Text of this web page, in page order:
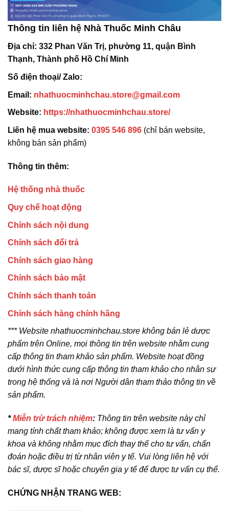
Thông tin liên hệ Nhà Thuốc Minh Châu
Địa chỉ: 332 Phan Văn Trị, phường 11, quận Bình
Thạnh, Thành phố Hồ Chí Minh
Số điện thoại/ Zalo:
Email: nhathuocminhchau.store@gmail.com
Website: https://nhathuocminhchau.store/
Liên hệ mua website: 0395 546 896 (chỉ bán website,
không bán sản phẩm)
Thông tin thêm:
Hệ thống nhà thuốc
Quy chế hoạt động
Chính sách nội dung
Chính sách đổi trả
Chính sách giao hàng
Chính sách bảo mật
Chính sách thanh toán
Chính sách hàng chính hãng
*** Website nhathuocminhchau.store không bán lẻ dược
phẩm trên Online, mọi thông tin trên website nhằm cung
cấp thông tin tham khảo sản phẩm. Website hoạt đồng
dưới hình thức cung cấp thông tin tham khảo cho nhân sự
trong hệ thống và là nơi Người dân tham thảo thông tin về
sản phẩm.
*Miễn trừ trách nhiệm: Thông tin trên website này chỉ
mang tính chất tham khảo; không được xem là tư vấn y
khoa và không nhằm mục đích thay thế cho tư vấn, chẩn
đoán hoặc điều trị từ nhân viên y tế. Vui lòng liên hệ với
bác sĩ, dược sĩ hoặc chuyên gia y tế để được tư vấn cụ thể.
CHỨNG NHẬN TRANG WEB: